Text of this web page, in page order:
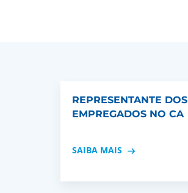
REPRESENTANTE DOS
EMPREGADOS NO CA
SAIBA MAIS